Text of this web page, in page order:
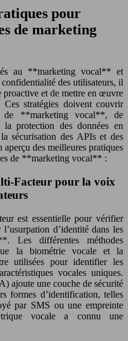
pour
de marketing
au **marketing vocal** et
des utilisateurs, il
proactive et de mettre en œuvre
Ces stratégies doivent couvrir
de **marketing vocal**, de
la protection des données en
sécurisation des APIs et des
des meilleures pratiques
de **marketing vocal** :
Facteur pour la voix
est essentielle pour vérifier
d’identité dans les
Les différentes méthodes
la biométrie vocale et la
utilisées pour identifier les
vocales uniques.
ajoute une couche de sécurité
formes d’identification, telles
par SMS ou une empreinte
vocale a connu une